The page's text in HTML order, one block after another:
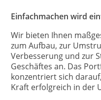
Einfachmachen wird
Wir bieten Ihnen
zum Aufbau, zur
Verbesserung und zur
Geschäftes an. Das
konzentriert sich
Kraft erfolgreich in der